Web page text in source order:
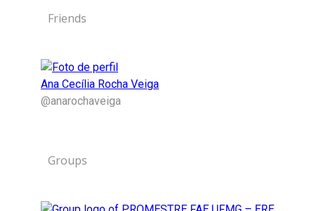
Friends
Ana Cecília Rocha Veiga
@anarochaveiga
Groups